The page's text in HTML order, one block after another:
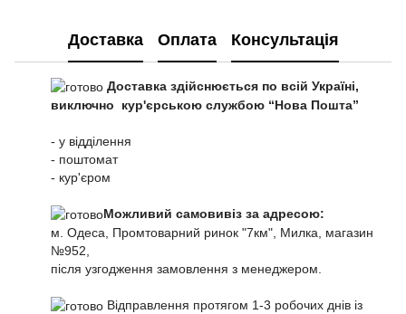
Доставка Оплата Консультація
Доставка здійснюється по всій Україні,
виключно кур'єрською службою “Нова Пошта”
- у відділення
- поштомат
- кур'єром
Можливий самовивіз за адресою:
м. Одеса, Промтоварний ринок "7км", Милка, магазин
№952,
після узгодження замовлення з менеджером.
Відправлення протягом 1-3 робочих днів із